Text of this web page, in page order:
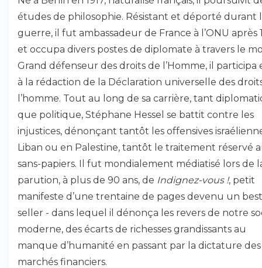
études de philosophie. Résistant et déporté durant
guerre, il fut ambassadeur de France à l’ONU après
et occupa divers postes de diplomate à travers le
Grand défenseur des droits de l’Homme, il participa
à la rédaction de la Déclaration universelle des
l’homme. Tout au long de sa carrière, tant
que politique, Stéphane Hessel se battit contre les
injustices, dénonçant tantôt les offensives
Liban ou en Palestine, tantôt le traitement réservé
sans-papiers. Il fut mondialement médiatisé lors de
parution, à plus de 90 ans, de Indignez-vous !, petit
manifeste d’une trentaine de pages devenu un
seller - dans lequel il dénonça les revers de notre
moderne, des écarts de richesses grandissants au
manque d’humanité en passant par la dictature des
marchés financiers.